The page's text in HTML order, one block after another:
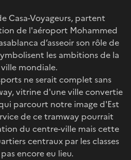
Casa-Voyageurs, partent
de l'aéroport Mohammed
d’asseoir son rôle de
les ambitions de la
mondiale.
ne serait complet sans
vitrine d'une ville convertie
parcourt notre image d'Est
de ce tramway pourrait
du centre-ville mais cette
centraux par les classes
encore eu lieu.